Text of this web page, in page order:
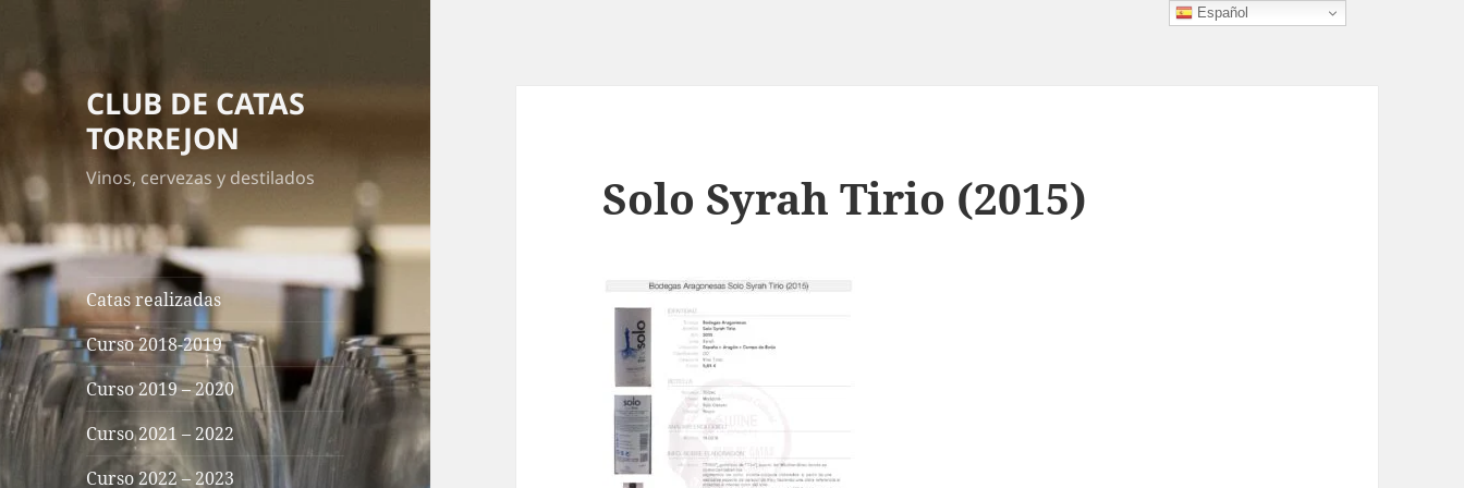
CLUB DE CATAS
TORREJON
Vinos, cervezas y destilados
Catas realizadas
Curso 2018-2019
Curso 2019 – 2020
Curso 2021 – 2022
Curso 2022 – 2023
Solo Syrah Tirio (2015)
Español